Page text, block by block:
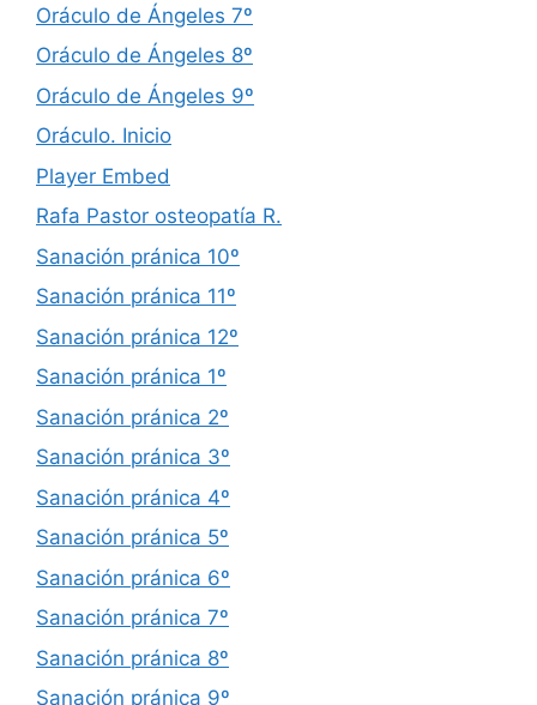
Oráculo de Ángeles 7º
Oráculo de Ángeles 8º
Oráculo de Ángeles 9º
Oráculo. Inicio
Player Embed
Rafa Pastor osteopatía R.
Sanación pránica 10º
Sanación pránica 11º
Sanación pránica 12º
Sanación pránica 1º
Sanación pránica 2º
Sanación pránica 3º
Sanación pránica 4º
Sanación pránica 5º
Sanación pránica 6º
Sanación pránica 7º
Sanación pránica 8º
Sanación pránica 9º